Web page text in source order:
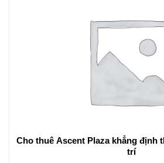
Cho thuê Ascent Plaza khẳng định
trí